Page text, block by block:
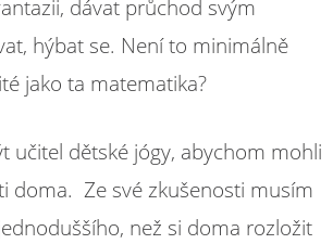
dávat průchod svým
hýbat se. Není to minimálně
jako ta matematika?
učitel dětské jógy, abychom mohli
doma. Ze své zkušenosti musím
než si doma rozložit